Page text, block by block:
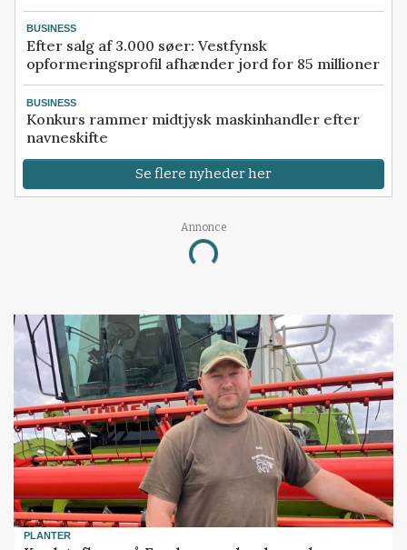
BUSINESS
Efter salg af 3.000 søer: Vestfynsk
opformeringsprofil afhænder jord for 85 millioner
BUSINESS
Konkurs rammer midtjysk maskinhandler efter
navneskifte
Se flere nyheder her
Annonce
Loading...
PLANTER